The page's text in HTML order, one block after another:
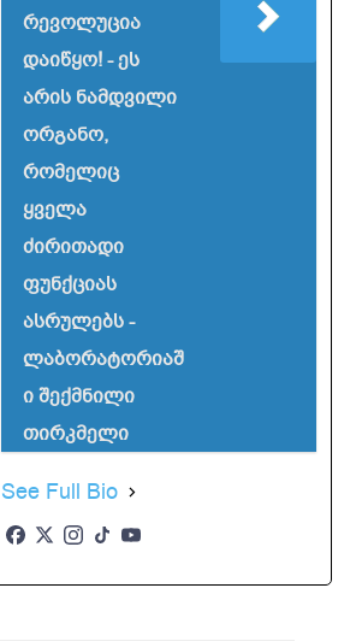
რევოლუცია
დაიწყო! - ეს
არის ნამდვილი
ორგანო,
რომელიც
ყველა
ძირითადი
ფუნქციას
ასრულებს -
ლაბორატორიაშ
ი შექმნილი
თირკმელი
See Full Bio